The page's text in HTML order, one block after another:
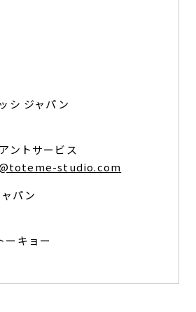
シ ジャパン
ントサービス
studio.com
パン
ーキョー